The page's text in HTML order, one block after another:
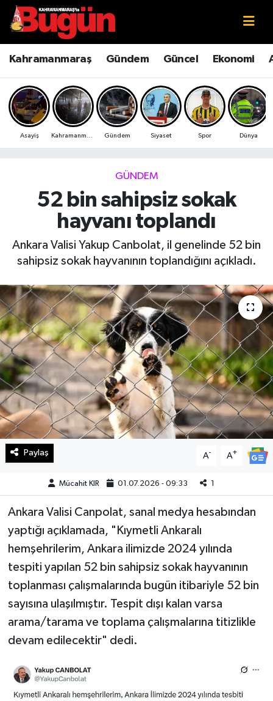
Kahramanmaraş Gündem Güncel Ekonomi
Asayiş Gündem Siyaset Spor Dünya
GÜNDEM
52 bin sahipsiz sokak
hayvanı toplandı
Ankara Valisi Yakup Canbolat, il genelinde 52 bin
sahipsiz sokak hayvanının toplandığını açıkladı.
Paylaş A- A+
Mücahit KIR 01.07.2026 - 09:33 1
Ankara Valisi Canpolat, sanal medya hesabından
yaptığı açıklamada, "Kıymetli Ankaralı
hemşehrilerim, Ankara ilimizde 2024 yılında
tespiti yapılan 52 bin sahipsiz sokak hayvanının
toplanması çalışmalarında bugün itibariyle 52 bin
sayısına ulaşılmıştır. Tespit dışı kalan varsa
arama/tarama ve toplama çalışmalarına titizlikle
devam edilecektir" dedi.
Kahramanmaraş
Kahramanmaraş Sokak Röportajları
Bilim ve Teknoloji
Çevre
Ekonomi
Güncel
Haberde İnsan
Kültür Sanat
Magazin
Manşet Altı
Manşetler
Resmi İlan
Sağlık
Spor
SürManşet
Teknoloji
Yaşam
KAHRAMANMARAŞ
Kahramanmaraş Nöbetçi Eczaneler
Kahramanmaraş Hava Durumu
Kahramanmaraş Namaz Vakitleri
Kahramanmaraş Trafik Yoğunluk Haritası
Süper Lig Puan Durumu ve Fikstür
Tüm Manşetler
Son Dakika Haberleri
Haber Arşivi